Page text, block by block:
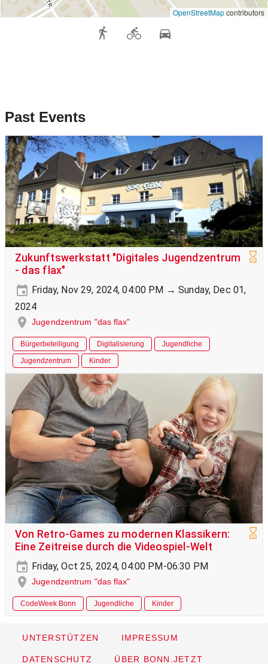
OpenStreetMapcontributors
Past Events
Zukunftswerkstatt "Digitales Jugendzentrum
- das flax"
Friday, Nov 29, 2024, 04:00 PM → Sunday, Dec 01,
2024
Jugendzentrum "das flax"
Bürgerbeteiligung Digitalisierung
Jugendliche
Jugendzentrum
Kinder
Von Retro-Games zu modernen Klassikern:
Eine Zeitreise durch die Videospiel-Welt
Friday, Oct 25, 2024, 04:00 PM-06:30 PM
Jugendzentrum "das flax"
CodeWeek Bonn Jugendliche Kinder
UNTERSTÜTZEN IMPRESSUM
DATENSCHUTZ ÜBER BONN.JETZT